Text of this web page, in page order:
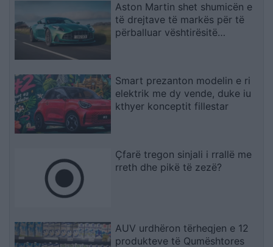
Aston Martin shet shumicën e
të drejtave të markës për të
përballuar vështirësitë
Smart prezanton modelin e ri
elektrik me dy vende, duke iu
kthyer konceptit fillestar
Çfarë tregon sinjali i rrallë me
rreth dhe pikë të zezë?
AUV urdhëron tërheqjen e 12
produkteve të Qumështores